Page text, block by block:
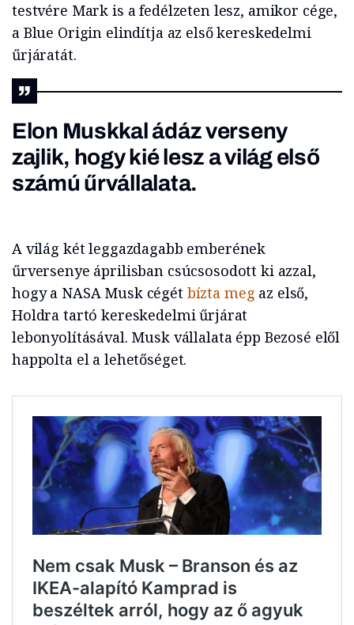
testvére Mark is a fedélzeten lesz, amikor cége,
a Blue Origin elindítja az első kereskedelmi
űrjáratát.
Elon Muskkal ádáz verseny
zajlik, hogy kié lesz a világ első
számú űrvállalata.
A világ két leggazdagabb emberének
űrversenye áprilisban csúcsosodott ki azzal,
hogy a NASA Musk cégét bízta meg az első,
Holdra tartó kereskedelmi űrjárat
lebonyolításával. Musk vállalata épp Bezosé elől
happolta el a lehetőséget.